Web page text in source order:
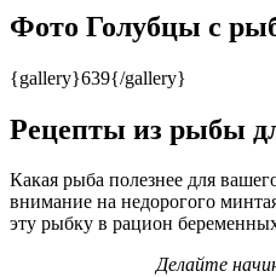
Фото Голубцы с
{gallery}639{/gallery}
Рецепты из рыбы
Какая рыба полезнее для
внимание на недорогого
эту рыбку в рацион
Делайте